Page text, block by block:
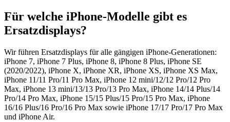
Für welche iPhone-Modelle gibt es
Ersatzdisplays?
Wir führen Ersatzdisplays für alle gängigen iPhone-Generationen:
iPhone 7, iPhone 7 Plus, iPhone 8, iPhone 8 Plus, iPhone SE
(2020/2022), iPhone X, iPhone XR, iPhone XS, iPhone XS Max,
iPhone 11/11 Pro/11 Pro Max, iPhone 12 mini/12/12 Pro/12 Pro
Max, iPhone 13 mini/13/13 Pro/13 Pro Max, iPhone 14/14 Plus/14
Pro/14 Pro Max, iPhone 15/15 Plus/15 Pro/15 Pro Max, iPhone
16/16 Plus/16 Pro/16 Pro Max sowie iPhone 17/17 Pro/17 Pro Max
und iPhone Air.